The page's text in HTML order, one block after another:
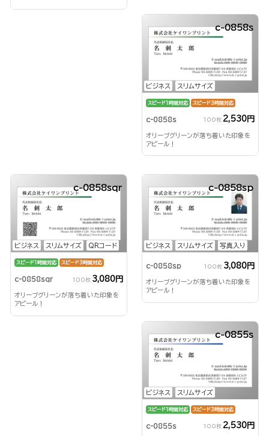
ビジネス スリムサイズ
c-0858s
スピード1時間対応 スピード3時間対応
c-0858s 100枚 2,530円
オリーブグリーンが落ち着いた印象を
アピール！
ビジネス スリムサイズ QRコード
c-0858sqr
スピード1時間対応 スピード3時間対応
c-0858sqr 100枚 3,080円
オリーブグリーンが落ち着いた印象を
アピール！
ビジネス スリムサイズ 写真入り
c-0858sp
c-0858sp 100枚 3,080円
オリーブグリーンが落ち着いた印象を
アピール！
ビジネス スリムサイズ
c-0855s
スピード1時間対応 スピード3時間対応
c-0855s 100枚 2,530円